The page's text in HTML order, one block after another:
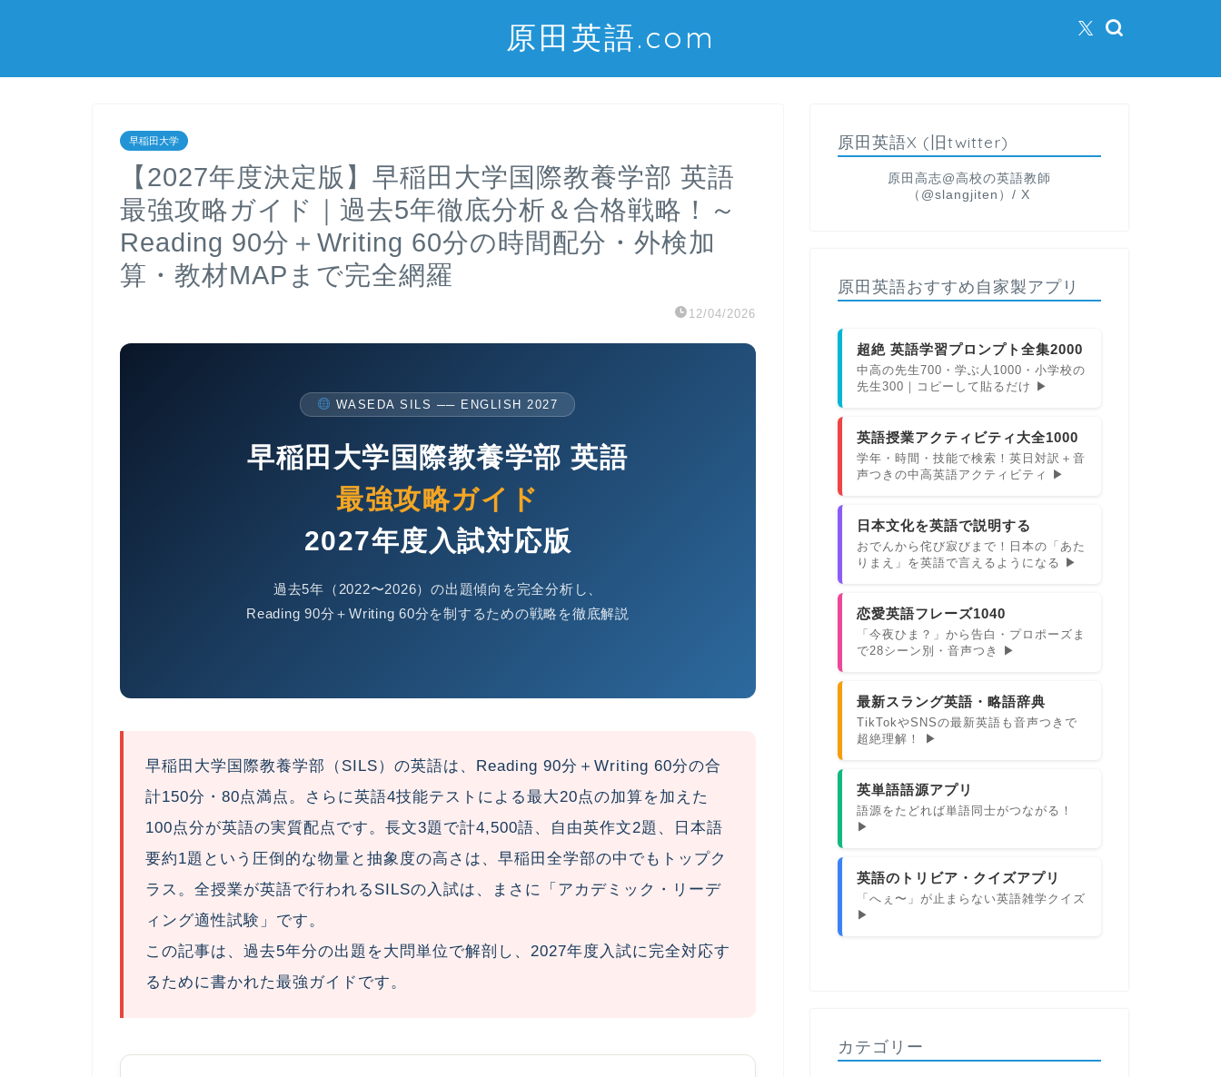
原田英語.com
早稲田大学
【2027年度決定版】早稲田大学国際教養学部 英語
最強攻略ガイド｜過去5年徹底分析＆合格戦略！～
Reading 90分＋Writing 60分の時間配分・外検加
算・教材MAPまで完全網羅
12/04/2026
WASEDA SILS ── ENGLISH 2027
早稲田大学国際教養学部 英語
最強攻略ガイド
2027年度入試対応版
過去5年（2022〜2026）の出題傾向を完全分析し、
Reading 90分＋Writing 60分を制するための戦略を徹底解説
早稲田大学国際教養学部（SILS）の英語は、Reading 90分＋Writing 60分の合
計150分・80点満点。さらに英語4技能テストによる最大20点の加算を加えた
100点分が英語の実質配点です。長文3題で計4,500語、自由英作文2題、日本語
要約1題という圧倒的な物量と抽象度の高さは、早稲田全学部の中でもトップク
ラス。全授業が英語で行われるSILSの入試は、まさに
「アカデミック・リーデ
ィング適性試験」 です。
この記事は、過去5年分の出題を大問単位で解剖し、2027年度入試に完全対応す
るために書かれた最強ガイドです。
原田英語X (旧twitter)
原田高志@高校の英語教師
（@slangjiten）/ X
原田英語おすすめ自家製アプリ
超絶 英語学習プロンプト全集2000
中高の先生700・学ぶ人1000・小学校の
先生300｜コピーして貼るだけ ▶
英語授業アクティビティ大全1000
学年・時間・技能で検索！英日対訳＋音
声つきの中高英語アクティビティ ▶
日本文化を英語で説明する
おでんから侘び寂びまで！日本の「あた
りまえ」を英語で言えるようになる ▶
恋愛英語フレーズ1040
「今夜ひま？」から告白・プロポーズま
で28シーン別・音声つき ▶
最新スラング英語・略語辞典
TikTokやSNSの最新英語も音声つきで
超絶理解！ ▶
英単語語源アプリ
語源をたどれば単語同士がつながる！
▶
英語のトリビア・クイズアプリ
「へぇ〜」が止まらない英語雑学クイズ
▶
カテゴリー